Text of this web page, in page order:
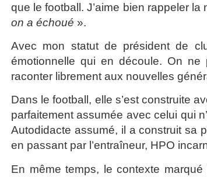
que le football. J’aime bien rappeler
on a échoué ».
Avec mon statut de président de
émotionnelle qui en découle. On ne
raconter librement aux nouvelles
Dans le football, elle s’est construite
parfaitement assumée avec celui qui
Autodidacte assumé, il a construit sa
en passant par l’entraîneur, HPO
En même temps, le contexte